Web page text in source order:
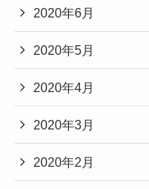
2020年6月
2020年5月
2020年4月
2020年3月
2020年2月